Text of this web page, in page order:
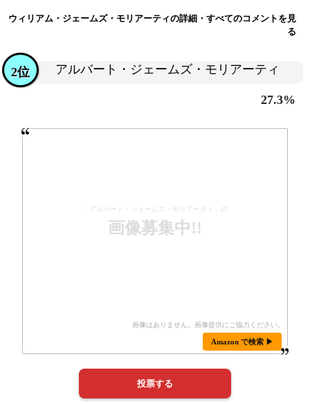
ウィリアム・ジェームズ・モリアーティの詳細・すべてのコメントを見
る
アルバート・ジェームズ・モリアーティ
2位
27.3%
「アルバート・ジェームズ・モリアーティ」の
画像募集中!!
Amazon で検索 ▶